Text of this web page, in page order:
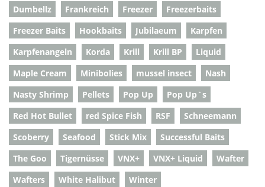
Dumbellz
Frankreich Freezer
Freezerbaits
Freezer Baits
Hookbaits Jubilaeum
Karpfen
Karpfenangeln
Korda Krill Krill BP
Liquid
Maple Cream
Minibolies mussel insect
Nash
Nasty Shrimp
Pellets Pop Up
Pop Up`s
Red Hot Bullet
red Spice Fish RSF
Schneemann
Scoberry
Seafood Stick Mix
Successful Baits
The Goo
Tigernüsse VNX+ VNX+ Liquid
Wafter
Wafters
White Halibut Winter